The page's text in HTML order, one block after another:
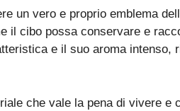
un vero e proprio emblema
il cibo possa conservare e
e il suo aroma intenso,
che vale la pena di vivere e